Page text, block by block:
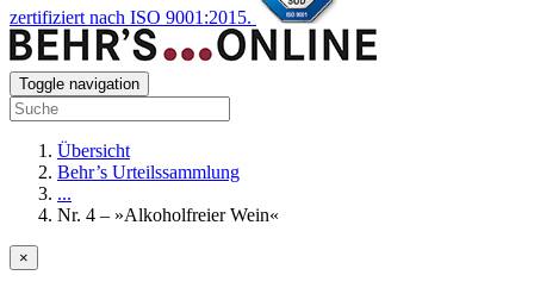
zertifiziert nach ISO 9001:2015.
Toggle navigation
Übersicht
Behr’s Urteilssammlung
...
Nr. 4 – »Alkoholfreier Wein«
×